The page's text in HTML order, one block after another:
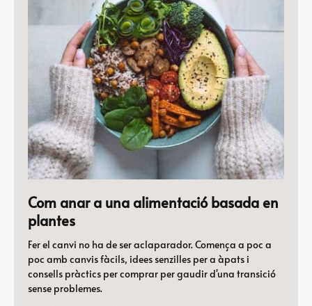
Com anar a una alimentació basada en
plantes
Fer el canvi no ha de ser aclaparador. Comença a poc a
poc amb canvis fàcils, idees senzilles per a àpats i
consells pràctics per comprar per gaudir d'una transició
sense problemes.